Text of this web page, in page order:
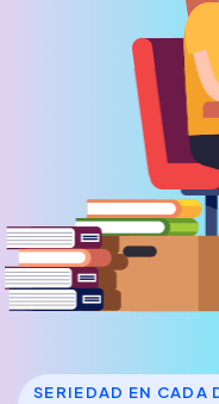
SERIEDAD EN CADA